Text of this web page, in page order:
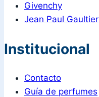
Givenchy
Jean Paul Gaultier
Institucional
Contacto
Guía de perfumes